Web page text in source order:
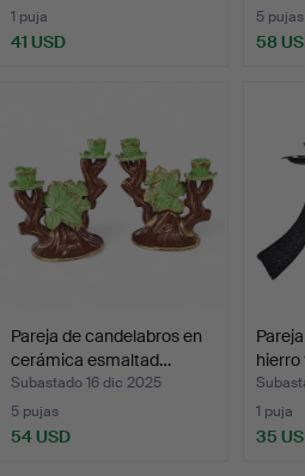
1 puja
41 USD
5 pujas
58
Pareja de candelabros en
cerámica esmaltad…
Subastado 16 dic 2025
5 pujas
54 USD
1 puja
35